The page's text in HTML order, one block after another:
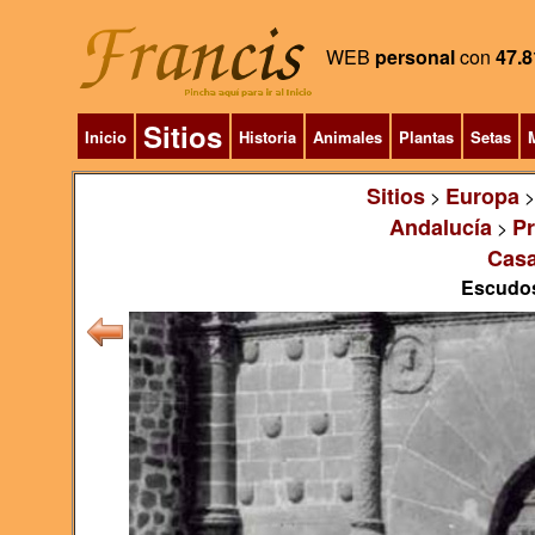
WEB personalcon
Inicio Sitios Historia Animales Plantas Setas
Sitios> Europa
Andalucía >